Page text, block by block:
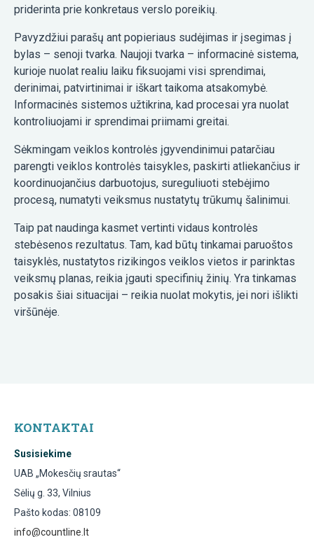
priderinta prie konkretaus verslo poreikių.
Pavyzdžiui parašų ant popieriaus sudėjimas ir įsegimas į
bylas – senoji tvarka. Naujoji tvarka – informacinė sistema,
kurioje nuolat realiu laiku fiksuojami visi sprendimai,
derinimai, patvirtinimai ir iškart taikoma atsakomybė.
Informacinės sistemos užtikrina, kad procesai yra nuolat
kontroliuojami ir sprendimai priimami greitai.
Sėkmingam veiklos kontrolės įgyvendinimui patarčiau
parengti veiklos kontrolės taisykles, paskirti atliekančius ir
koordinuojančius darbuotojus, sureguliuoti stebėjimo
procesą, numatyti veiksmus nustatytų trūkumų šalinimui.
Taip pat naudinga kasmet vertinti vidaus kontrolės
stebėsenos rezultatus. Tam, kad būtų tinkamai paruoštos
taisyklės, nustatytos rizikingos veiklos vietos ir parinktas
veiksmų planas, reikia įgauti specifinių žinių. Yra tinkamas
posakis šiai situacijai – reikia nuolat mokytis, jei nori išlikti
viršūnėje.
KONTAKTAI
Susisiekime
UAB „Mokesčių srautas“
Sėlių g. 33, Vilnius
Pašto kodas: 08109
info@countline.lt